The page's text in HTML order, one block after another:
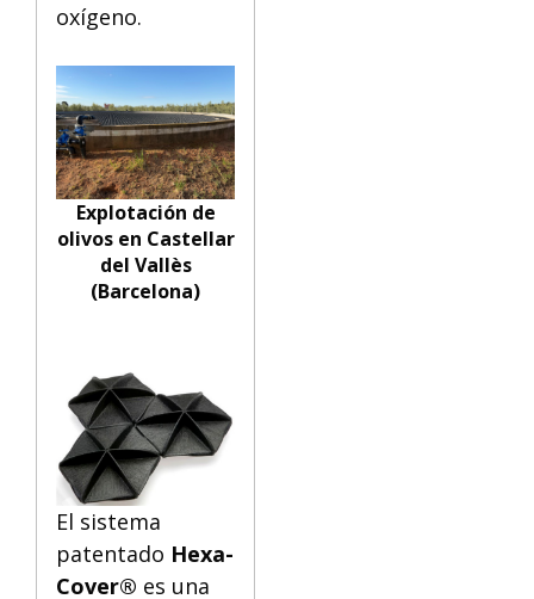
oxígeno.
Explotación de
olivos en Castellar
del Vallès
(Barcelona)
El sistema
patentado Hexa-
Cover® es una